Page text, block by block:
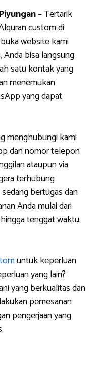
–Tertarik
custom di
website kami
Anda bisa langsung
satu kontak yang
menemukan
yang dapat
menghubungi kami
dan nomor telepon
ataupun via
terhubung
bertugas dan
Anda mulai dari
tenggat waktu
untuk keperluan
yang lain?
yang berkualitas dan
pemesanan
pengerjaan yang